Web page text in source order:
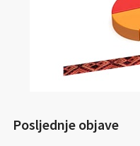
Posljednje objave